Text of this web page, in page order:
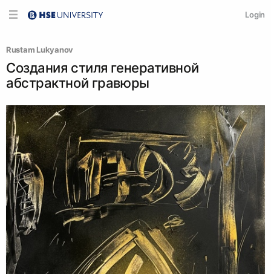
Login
Rustam Lukyanov
Создания стиля генеративной
абстрактной гравюры